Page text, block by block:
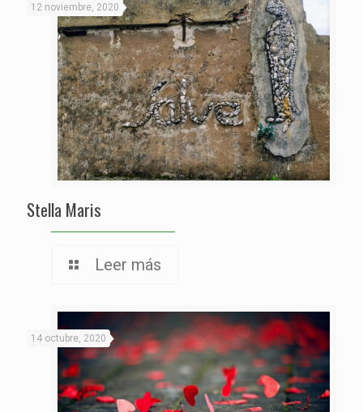
12 noviembre, 2020
Stella Maris
Leer más
14 octubre, 2020